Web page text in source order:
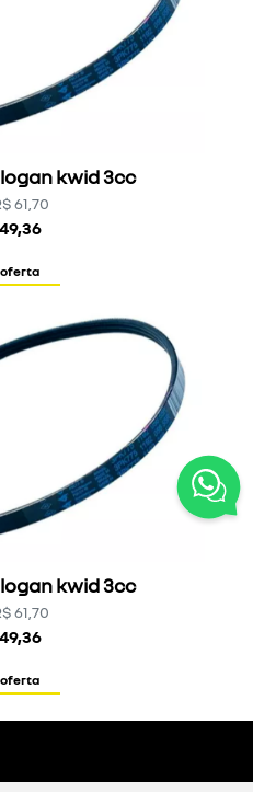
kwid 3cc
61,70
kwid 3cc
61,70